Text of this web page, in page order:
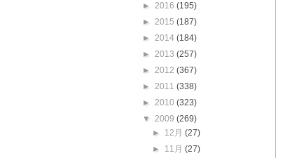
► 2016 (195)
► 2015 (187)
► 2014 (184)
► 2013 (257)
► 2012 (367)
► 2011 (338)
► 2010 (323)
▼ 2009 (269)
► 12月(27)
► 11月(27)